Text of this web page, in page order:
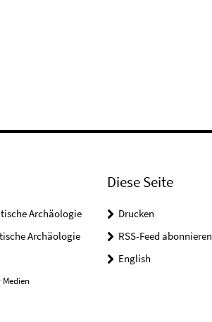
Archäologie
Archäologie
Diese Seite
Drucken
RSS-Feed abonnieren
English